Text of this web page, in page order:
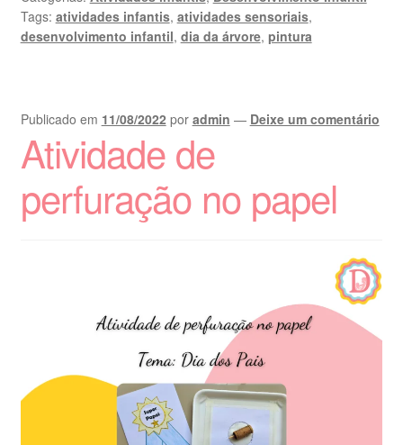
Tags: atividades infantis, atividades sensoriais,
desenvolvimento infantil, dia da árvore, pintura
Publicado em 11/08/2022 por admin — Deixe um comentário
Atividade de
perfuração no papel